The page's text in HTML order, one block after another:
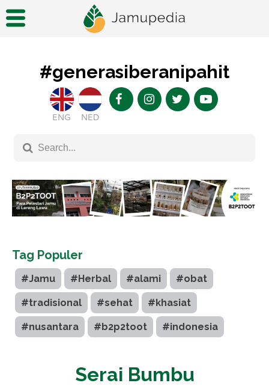
#generasiberanipahit
ENG NED
Tag Populer
#Jamu #Herbal #alami #obat
#tradisional #sehat #khasiat
#nusantara #b2p2toot #indonesia
Serai Bumbu